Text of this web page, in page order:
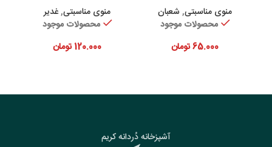
منوی مناسبتی, شعبان
محصولات موجود
65.000تومان
منوی مناسبتی,غدیر
محصولات موجود
120.000تومان
آشپزخانه دُردانه کریم